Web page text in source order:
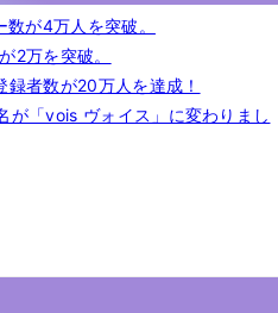
が4万人を突破。
万を突破。
者数が20万人を達成！
「vois ヴォイス」に変わりまし